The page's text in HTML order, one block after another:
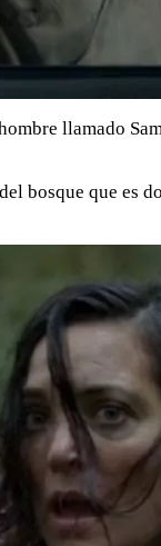
llamado
bosque que es